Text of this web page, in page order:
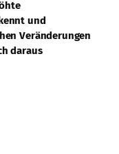
und
Veränderungen
daraus